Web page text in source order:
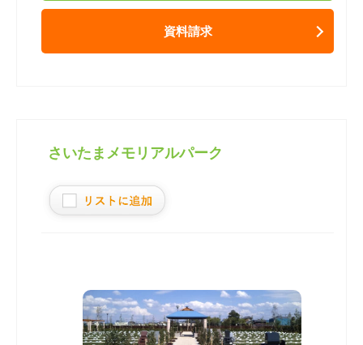
資料請求
さいたまメモリアルパーク